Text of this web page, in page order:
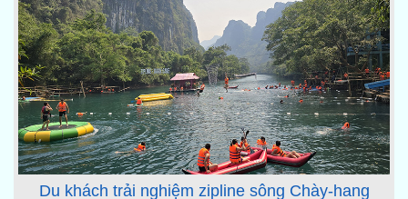
Du khách trải nghiệm zipline sông Chày-hang